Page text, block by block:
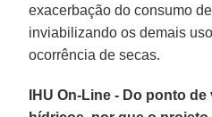
exacerbação do consumo
inviabilizando os demais
ocorrência de secas.
IHU On-Line - Do ponto